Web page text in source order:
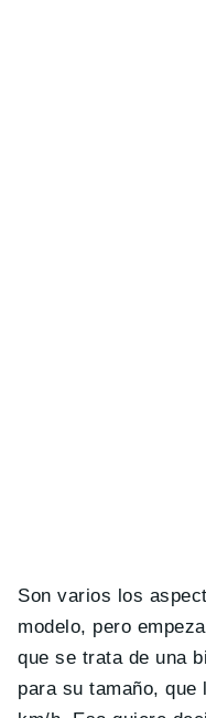
Son varios los
modelo, pero
que se trata de una
para su tamaño,